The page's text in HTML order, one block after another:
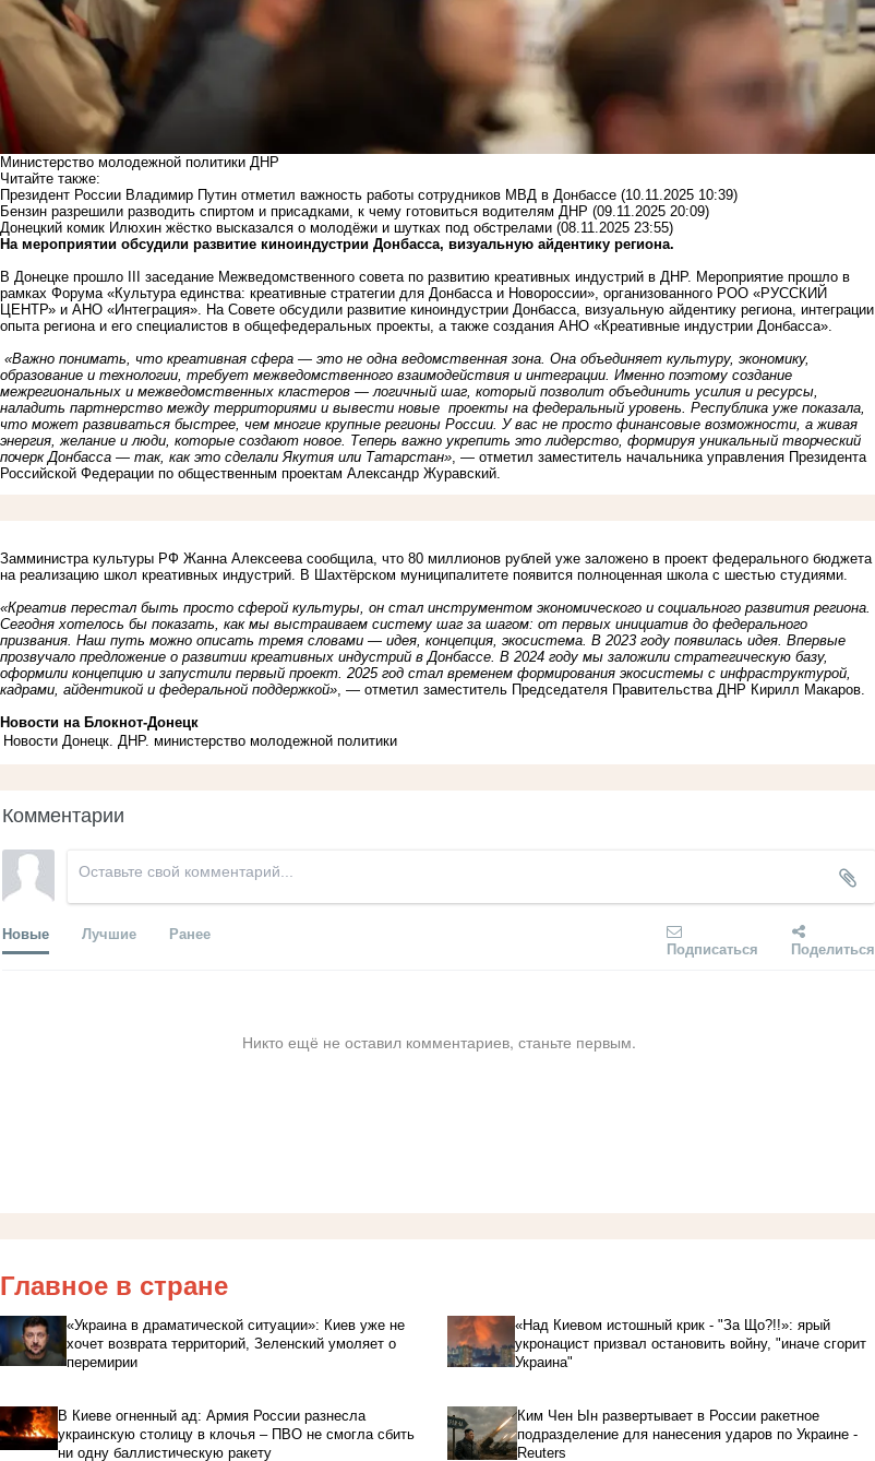
Министерство молодежной политики ДНР
Читайте также:
Президент России Владимир Путин отметил важность работы сотрудников МВД в Донбассе (10.11.2025 10:39)
Бензин разрешили разводить спиртом и присадками, к чему готовиться водителям ДНР (09.11.2025 20:09)
Донецкий комик Илюхин жёстко высказался о молодёжи и шутках под обстрелами (08.11.2025 23:55)
На мероприятии обсудили развитие киноиндустрии Донбасса, визуальную айдентику региона.
В Донецке прошло III заседание Межведомственного совета по развитию креативных индустрий в ДНР. Мероприятие прошло в
рамках Форума «Культура единства: креативные стратегии для Донбасса и Новороссии», организованного РОО «РУССКИЙ
ЦЕНТР» и АНО «Интеграция». На Совете обсудили развитие киноиндустрии Донбасса, визуальную айдентику региона, интеграции
опыта региона и его специалистов в общефедеральных проекты, а также создания АНО «Креативные индустрии Донбасса».
«Важно понимать, что креативная сфера — это не одна ведомственная зона. Она объединяет культуру, экономику,
образование и технологии, требует межведомственного взаимодействия и интеграции. Именно поэтому создание
межрегиональных и межведомственных кластеров — логичный шаг, который позволит объединить усилия и ресурсы,
наладить партнерство между территориями и вывести новые проекты на федеральный уровень. Республика уже показала,
что может развиваться быстрее, чем многие крупные регионы России. У вас не просто финансовые возможности, а живая
энергия, желание и люди, которые создают новое. Теперь важно укрепить это лидерство, формируя уникальный творческий
почерк Донбасса — так, как это сделали Якутия или Татарстан», — отметил заместитель начальника управления Президента
Российской Федерации по общественным проектам Александр Журавский.
Замминистра культуры РФ Жанна Алексеева сообщила, что 80 миллионов рублей уже заложено в проект федерального бюджета
на реализацию школ креативных индустрий. В Шахтёрском муниципалитете появится полноценная школа с шестью студиями.
«Креатив перестал быть просто сферой культуры, он стал инструментом экономического и социального развития региона.
Сегодня хотелось бы показать, как мы выстраиваем систему шаг за шагом: от первых инициатив до федерального
призвания. Наш путь можно описать тремя словами — идея, концепция, экосистема. В 2023 году появилась идея. Впервые
прозвучало предложение о развитии креативных индустрий в Донбассе. В 2024 году мы заложили стратегическую базу,
оформили концепцию и запустили первый проект. 2025 год стал временем формирования экосистемы с инфраструктурой,
кадрами, айдентикой и федеральной поддержкой», — отметил заместитель Председателя Правительства ДНР Кирилл Макаров.
Новости на Блoкнoт-Донецк
Новости Донецк. ДНР. министерство молодежной политики
Комментарии
Новые Лучшие Ранее
Подписаться Поделиться
Никто ещё не оставил комментариев, станьте первым.
Главное в стране
«Украина в драматической ситуации»: Киев уже не
хочет возврата территорий, Зеленский умоляет о
перемирии
«Над Киевом истошный крик - "За Що?!!»: ярый
укронацист призвал остановить войну, "иначе сгорит
Украина"
В Киеве огненный ад: Армия России разнесла
украинскую столицу в клочья – ПВО не смогла сбить
ни одну баллистическую ракету
Ким Чен Ын развертывает в России ракетное
подразделение для нанесения ударов по Украине -
Reuters